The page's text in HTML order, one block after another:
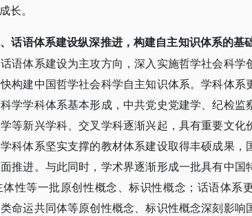
长。
话语体系建设纵深推进，构建自主知识体系的基
语体系建设为主攻方向，深入实施哲学社会科学
构建中国哲学社会科学自主知识体系。学科体系
学学科体系基本形成，中共党史党建学、纪检监
等新兴学科、交叉学科逐渐兴起，具有重要文化
科体系坚实支撑的教材体系建设取得丰硕成果，
推进。与此同时，学术界逐渐形成一批具有中国
性等一批原创性概念、标识性概念；话语体系
命运共同体等原创性概念、标识性概念深刻影响